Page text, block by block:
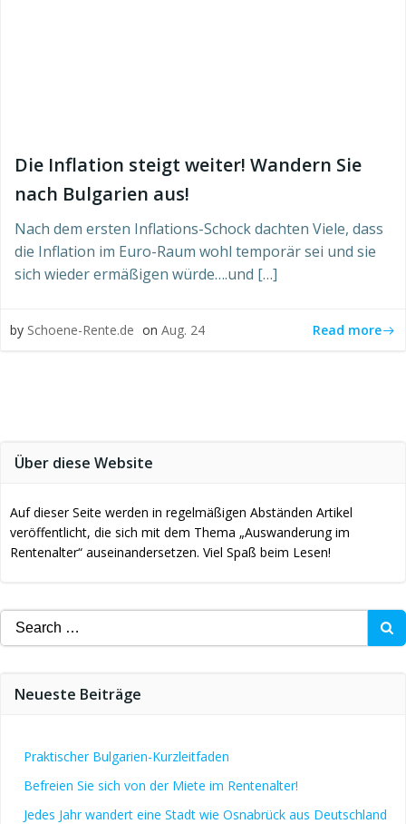
Die Inflation steigt weiter! Wandern Sie
nach Bulgarien aus!
Nach dem ersten Inflations-Schock dachten Viele, dass
die Inflation im Euro-Raum wohl temporär sei und sie
sich wieder ermäßigen würde….und […]
by Schoene-Rente.de on Aug. 24 Read more
Über diese Website
Auf dieser Seite werden in regelmäßigen Abständen Artikel
veröffentlicht, die sich mit dem Thema „Auswanderung im
Rentenalter“ auseinandersetzen. Viel Spaß beim Lesen!
Search
for:
Neueste Beiträge
Praktischer Bulgarien-Kurzleitfaden
Befreien Sie sich von der Miete im Rentenalter!
Jedes Jahr wandert eine Stadt wie Osnabrück aus Deutschland